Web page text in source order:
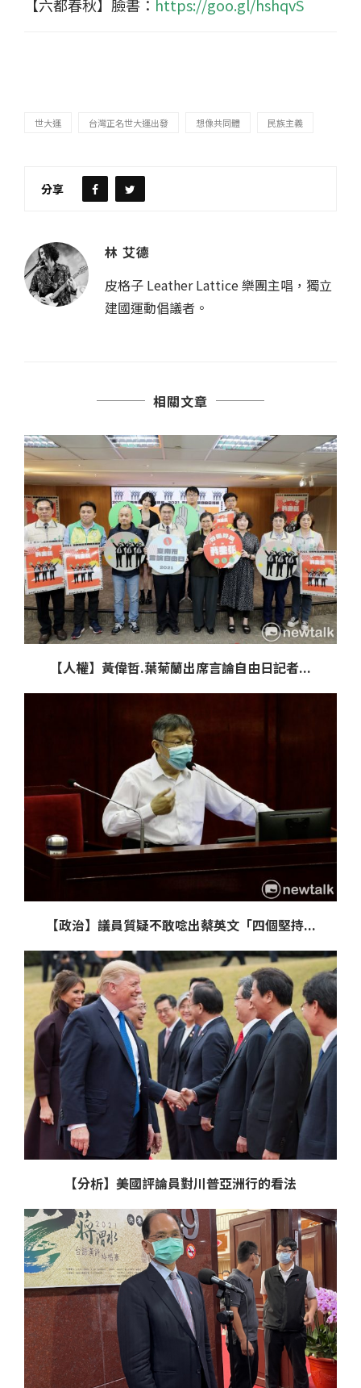
【六都春秋】臉書： https://goo.gl/hshqvS
世大運 台灣正名世大運出發 想像共同體 民族主義
分享
林 艾德
皮格子 Leather Lattice 樂團主唱，獨立
建國運動倡議者。
相關文章
【人權】黃偉哲.葉菊蘭出席言論自由日記者...
【政治】議員質疑不敢唸出蔡英文「四個堅持...
【分析】美國評論員對川普亞洲行的看法